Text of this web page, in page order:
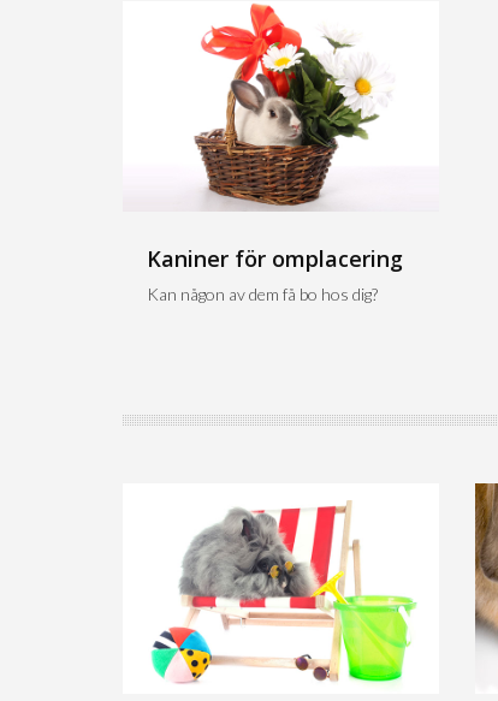
Kaniner för omplacering
Kan någon av dem få bo hos dig?